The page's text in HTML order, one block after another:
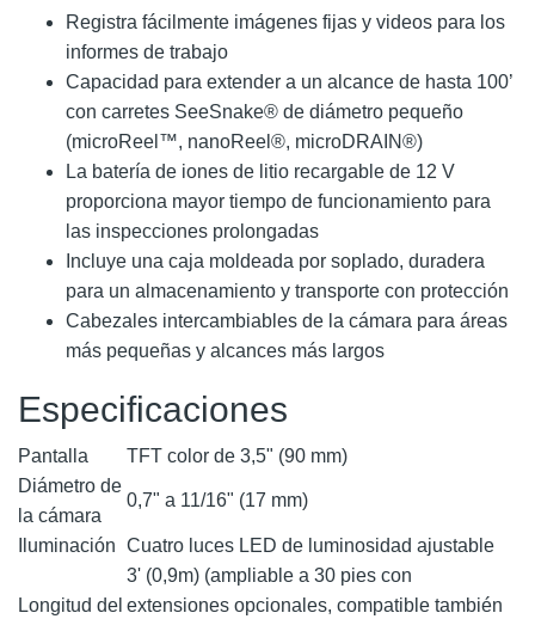
Registra fácilmente imágenes fijas y videos para los
informes de trabajo
Capacidad para extender a un alcance de hasta 100’
con carretes SeeSnake® de diámetro pequeño
(microReel™, nanoReel®, microDRAIN®)
La batería de iones de litio recargable de 12 V
proporciona mayor tiempo de funcionamiento para
las inspecciones prolongadas
Incluye una caja moldeada por soplado, duradera
para un almacenamiento y transporte con protección
Cabezales intercambiables de la cámara para áreas
más pequeñas y alcances más largos
Especificaciones
Pantalla
TFT color de 3,5" (90 mm)
Diámetro de
la cámara
0,7" a 11/16" (17 mm)
Iluminación Cuatro luces LED de luminosidad ajustable
Longitud del
3' (0,9m) (ampliable a 30 pies con
extensiones opcionales, compatible también